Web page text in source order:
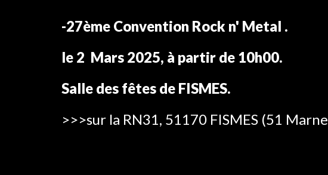
-27ème Convention Rock n' Metal .
le 2 Mars2025, à partir de 10h00.
Salle des fêtes de FISMES.
>>>sur la RN31, 51170 FISMES(51 Marne